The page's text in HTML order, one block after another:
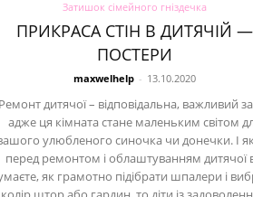
Затишок сімейного гніздечка
ПРИКРАСА СТІН В ДИТЯЧІЙ —
ПОСТЕРИ
maxwelhelp - 13.10.2020
дитячої – відповідальна, важливий
адже ця кімната стане маленьким світом
улюбленого синочка чи донечки. І
перед ремонтом і облаштуванням дитячої
як грамотно підібрати шпалери і